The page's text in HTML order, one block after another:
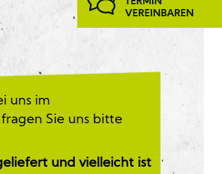
uns im
Sie uns bitte
und vielleicht ist